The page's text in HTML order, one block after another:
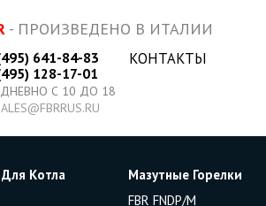
- ПРОИЗВЕДЕНО В ИТАЛИИ
641-84-83
128-17-01
С 10 ДО 18
КОНТАКТЫ
Котла
Мазутные Горелки
FBR FNDP/M